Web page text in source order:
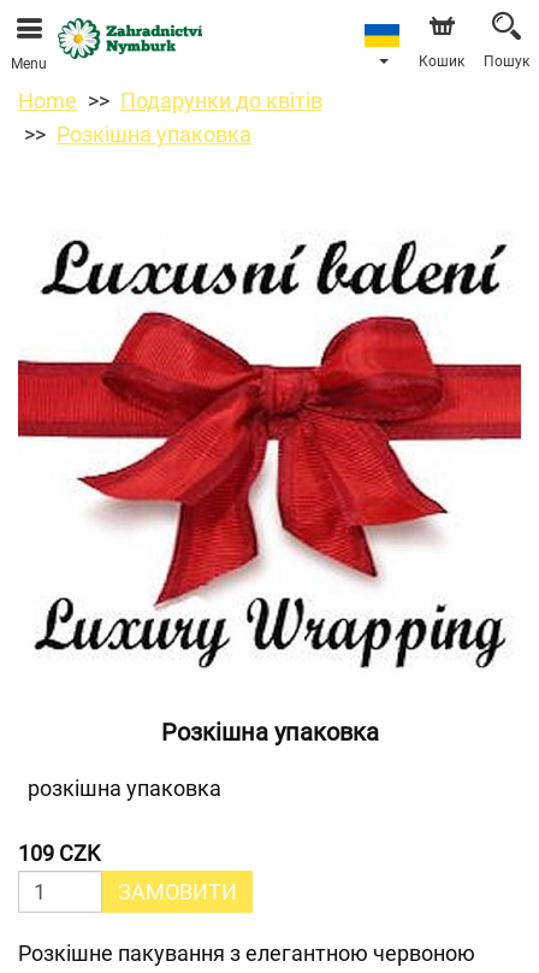
Ми приймаємо замовлення через наш інтернет-
магазин. Найближча можлива дата доставки —
11.08.2026 у зв’язку з відпусткою.
Menu Кошик Пошук
Home
Подарунки до квітів
Розкішна упаковка
Розкішна упаковка
розкішна упаковка
109 CZK
ЗАМОВИТИ
Розкішне пакування з елегантною червоною